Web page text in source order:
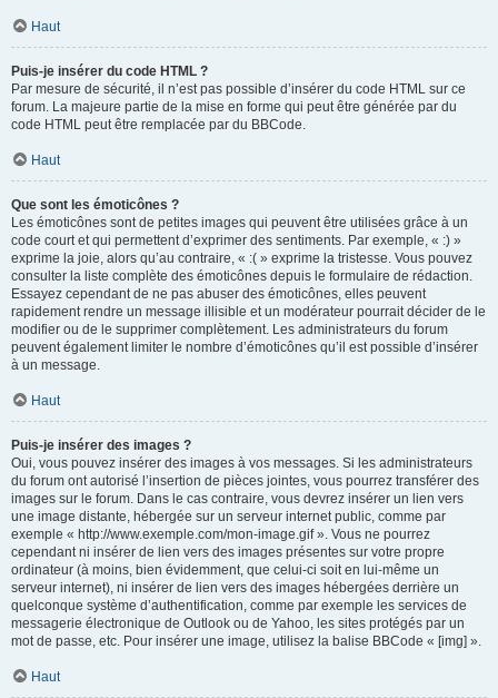
Haut
Puis-je insérer du code HTML ?
Par mesure de sécurité, il n’est pas possible d’insérer du code HTML sur ce
forum. La majeure partie de la mise en forme qui peut être générée par du
code HTML peut être remplacée par du BBCode.
Haut
Que sont les émoticônes ?
Les émoticônes sont de petites images qui peuvent être utilisées grâce à un
code court et qui permettent d’exprimer des sentiments. Par exemple, « :) »
exprime la joie, alors qu’au contraire, « :( » exprime la tristesse. Vous pouvez
consulter la liste complète des émoticônes depuis le formulaire de rédaction.
Essayez cependant de ne pas abuser des émoticônes, elles peuvent
rapidement rendre un message illisible et un modérateur pourrait décider de le
modifier ou de le supprimer complètement. Les administrateurs du forum
peuvent également limiter le nombre d’émoticônes qu’il est possible d’insérer
à un message.
Haut
Puis-je insérer des images ?
Oui, vous pouvez insérer des images à vos messages. Si les administrateurs
du forum ont autorisé l’insertion de pièces jointes, vous pourrez transférer des
images sur le forum. Dans le cas contraire, vous devrez insérer un lien vers
une image distante, hébergée sur un serveur internet public, comme par
exemple « http://www.exemple.com/mon-image.gif ». Vous ne pourrez
cependant ni insérer de lien vers des images présentes sur votre propre
ordinateur (à moins, bien évidemment, que celui-ci soit en lui-même un
serveur internet), ni insérer de lien vers des images hébergées derrière un
quelconque système d’authentification, comme par exemple les services de
messagerie électronique de Outlook ou de Yahoo, les sites protégés par un
mot de passe, etc. Pour insérer une image, utilisez la balise BBCode « [img] ».
Haut